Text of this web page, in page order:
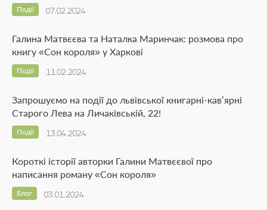
07.02.2024
Події
Галина Матвєєва та Наталка Маринчак: розмова про
книгу «Сон короля» у Харкові
11.02.2024
Події
Запрошуємо на події до львівської книгарні-кав’ярні
Старого Лева на Личаківській, 22!
13.04.2024
Події
Короткі історії авторки Галини Матвєєвої про
написання роману «Сон короля»
03.01.2024
Блог